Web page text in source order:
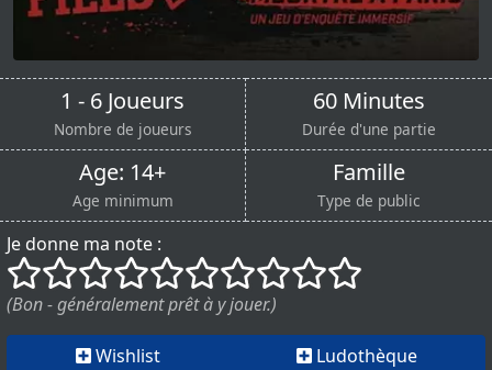
1 - 6 Joueurs
Nombre de joueurs
60 Minutes
Durée d'une partie
Age: 14+
Age minimum
Famille
Type de public
Je donne ma note :
()
() () () () () () () ()
()
(Bon - généralement prêt à y jouer.)
Wishlist Ludothèque